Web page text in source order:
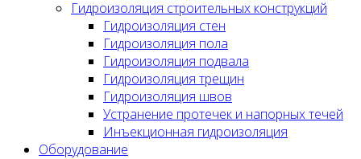
Гидроизоляция строительных конструкций
Гидроизоляция стен
Гидроизоляция пола
Гидроизоляция подвала
Гидроизоляция трещин
Гидроизоляция швов
Устранение протечек и напорных течей
Инъекционная гидроизоляция
Оборудование